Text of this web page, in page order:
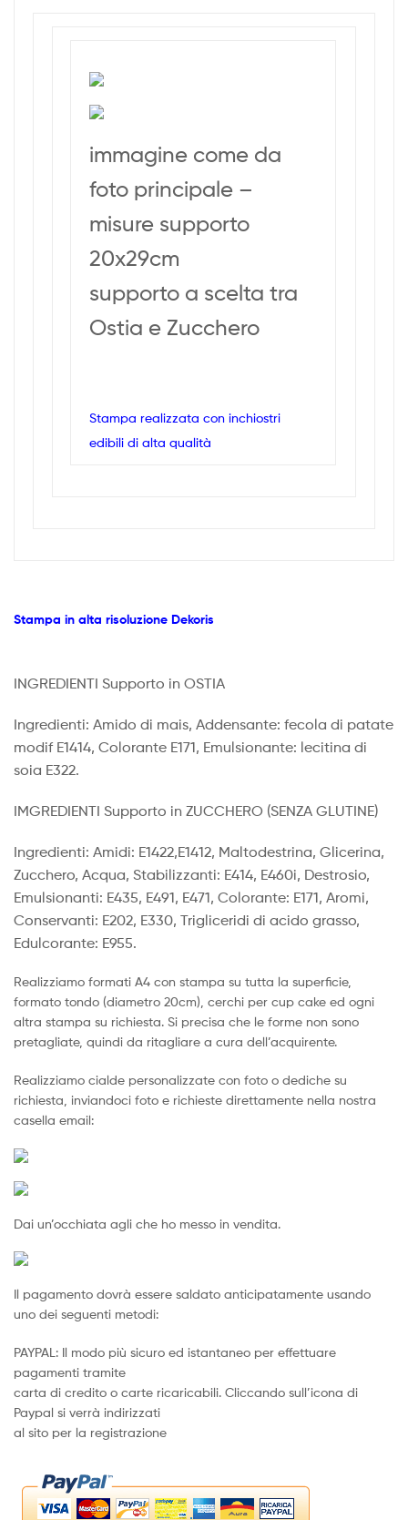
immagine come da
foto principale –
misure supporto
20x29cm
supporto a scelta tra
Ostia e Zucchero
Stampa realizzata con inchiostri
edibili di alta qualità
Stampa in alta risoluzione Dekoris
INGREDIENTI Supporto in OSTIA
Ingredienti: Amido di mais, Addensante: fecola di patate
modif E1414, Colorante E171, Emulsionante: lecitina di
soia E322.
IMGREDIENTI Supporto in ZUCCHERO (SENZA GLUTINE)
Ingredienti: Amidi: E1422,E1412, Maltodestrina, Glicerina,
Zucchero, Acqua, Stabilizzanti: E414, E460i, Destrosio,
Emulsionanti: E435, E491, E471, Colorante: E171, Aromi,
Conservanti: E202, E330, Trigliceridi di acido grasso,
Edulcorante: E955.
Realizziamo formati A4 con stampa su tutta la superficie,
formato tondo (diametro 20cm), cerchi per cup cake ed ogni
altra stampa su richiesta. Si precisa che le forme non sono
pretagliate, quindi da ritagliare a cura dell’acquirente.
Realizziamo cialde personalizzate con foto o dediche su
richiesta, inviandoci foto e richieste direttamente nella nostra
casella email:
Dai un’occhiata agli che ho messo in vendita.
Il pagamento dovrà essere saldato anticipatamente usando
uno dei seguenti metodi:
PAYPAL: Il modo più sicuro ed istantaneo per effettuare
pagamenti tramite
carta di credito o carte ricaricabili. Cliccando sull’icona di
Paypal si verrà indirizzati
al sito per la registrazione